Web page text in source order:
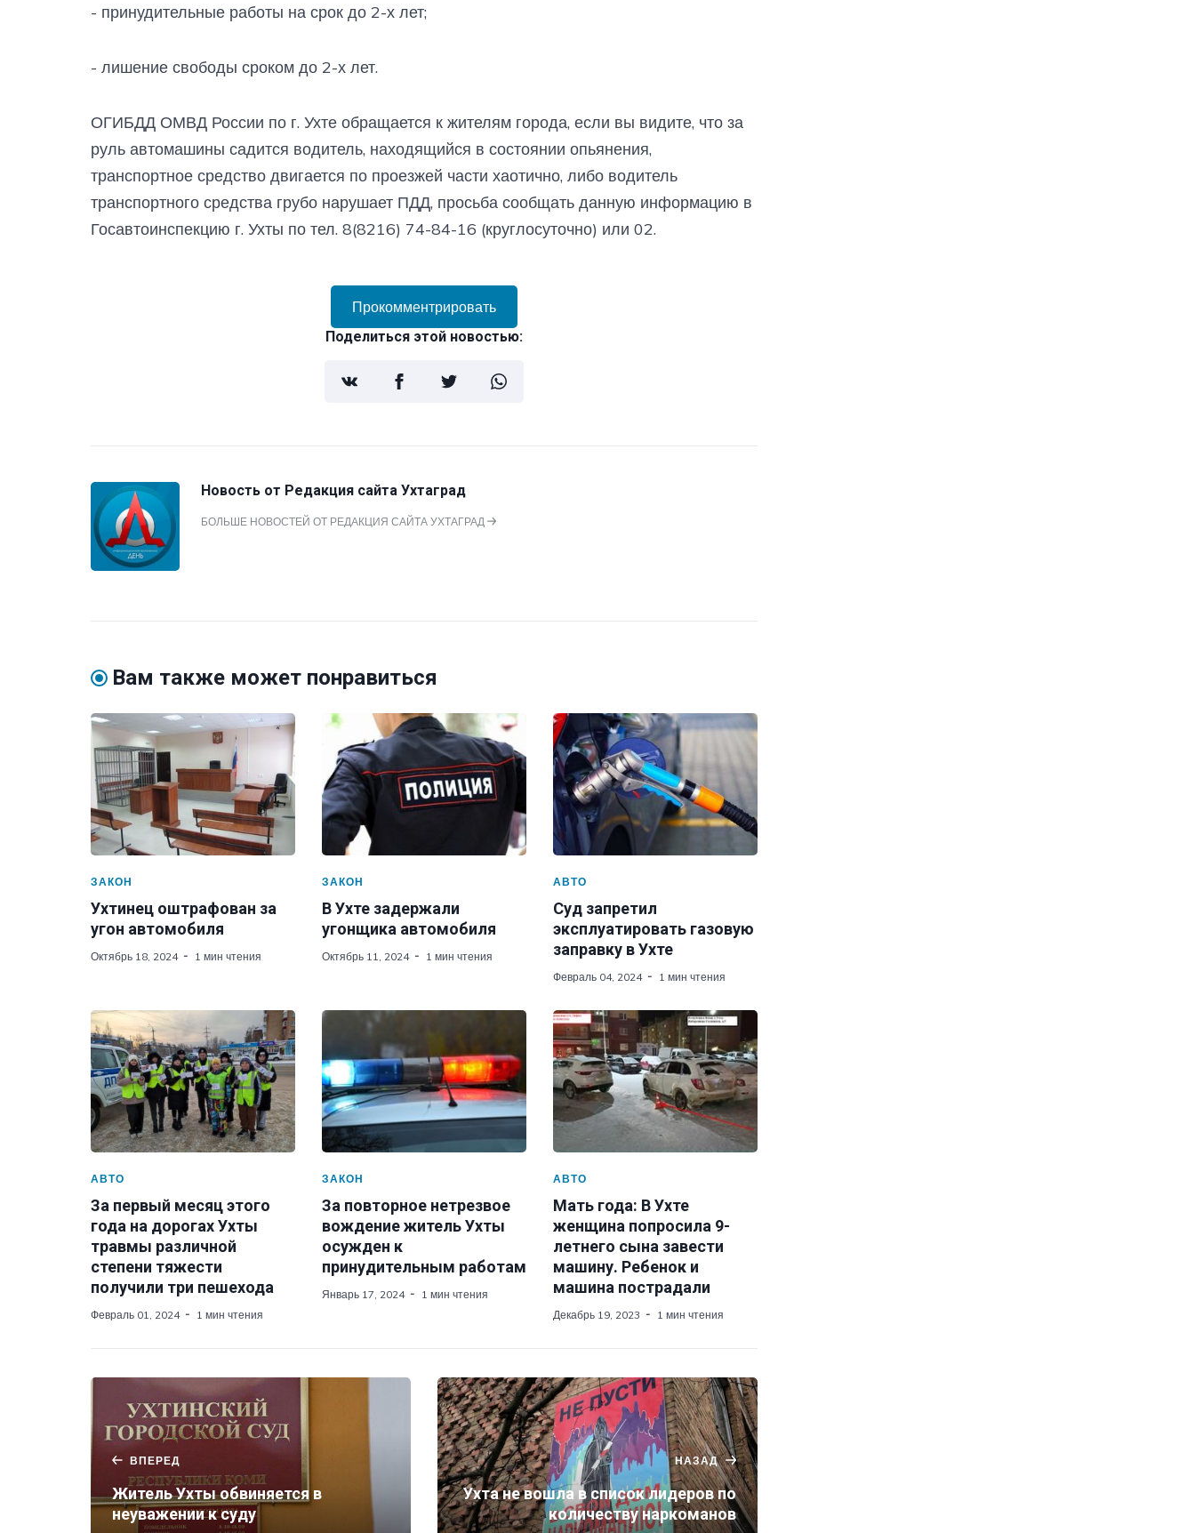
- принудительные работы на срок до 2-х лет;
- лишение свободы сроком до 2-х лет.
ОГИБДД ОМВД России по г. Ухте обращается к жителям города, если вы видите, что за
руль автомашины садится водитель, находящийся в состоянии опьянения,
транспортное средство двигается по проезжей части хаотично, либо водитель
транспортного средства грубо нарушает ПДД, просьба сообщать данную информацию в
Госавтоинспекцию г. Ухты по тел. 8(8216) 74-84-16 (круглосуточно) или 02.
Прокомментрировать
Поделиться этой новостью:
Новость от Редакция сайта Ухтаград
БОЛЬШЕ НОВОСТЕЙ ОТ РЕДАКЦИЯ САЙТА УХТАГРАД
Вам также может понравиться
ЗАКОН
Ухтинец оштрафован за
угон автомобиля
Октябрь 18, 2024 1 мин чтения
ЗАКОН
В Ухте задержали
угонщика автомобиля
Октябрь 11, 2024 1 мин чтения
АВТО
Суд запретил
эксплуатировать газовую
заправку в Ухте
Февраль 04, 2024 1 мин чтения
АВТО
За первый месяц этого
года на дорогах Ухты
травмы различной
степени тяжести
получили три пешехода
Февраль 01, 2024 1 мин чтения
ЗАКОН
За повторное нетрезвое
вождение житель Ухты
осужден к
принудительным работам
Январь 17, 2024 1 мин чтения
АВТО
Мать года: В Ухте
женщина попросила 9-
летнего сына завести
машину. Ребенок и
машина пострадали
Декабрь 19, 2023 1 мин чтения
ВПЕРЕД
Житель Ухты обвиняется в
неуважении к суду
НАЗАД
Ухта не вошла в список лидеров по
количеству наркоманов